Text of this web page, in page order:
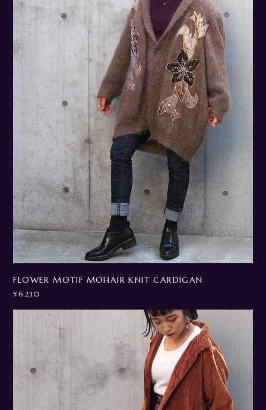
FLOWER MOTIF MOHAIR KNIT CARDIGAN
¥6,230